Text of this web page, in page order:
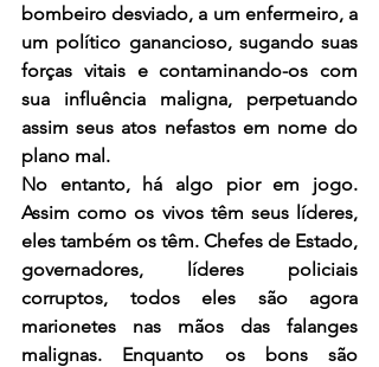
bombeiro desviado, a um enfermeiro, a
um político ganancioso, sugando suas
forças vitais e contaminando-os com
sua influência maligna, perpetuando
assim seus atos nefastos em nome do
plano mal.
No entanto, há algo pior em jogo.
Assim como os vivos têm seus líderes,
eles também os têm. Chefes de Estado,
governadores, líderes policiais
corruptos, todos eles são agora
marionetes nas mãos das falanges
malignas. Enquanto os bons são